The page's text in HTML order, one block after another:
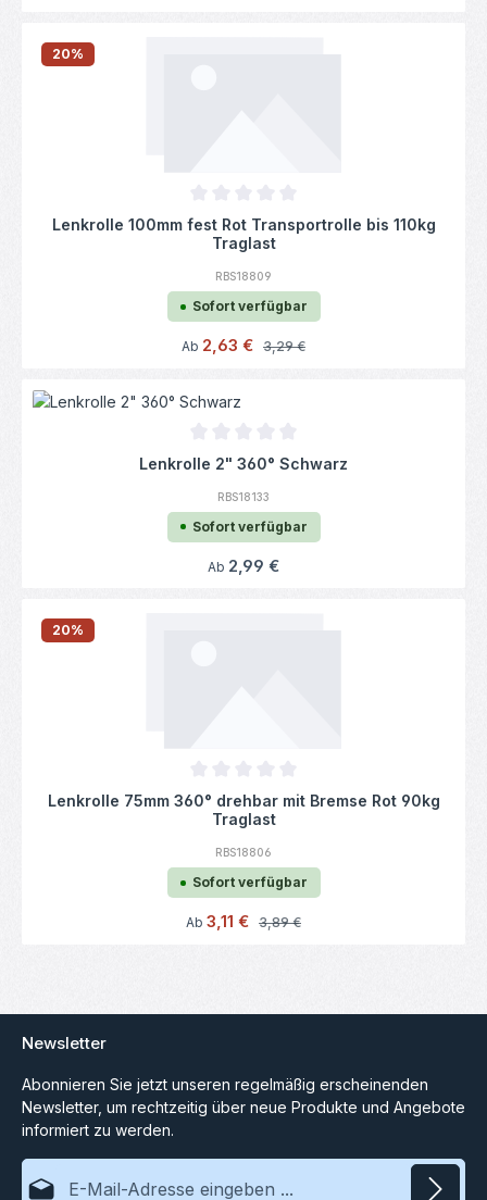
20%
Durchschnittliche Bewertung von 0 von
Lenkrolle 100mm fest Rot Transportrolle bis 110kg
Traglast
RBS18809
Sofort verfügbar
Verkaufspreis:
Ab 2,63 € Regulärer Preis:
3,29 €
Durchschnittliche Bewertung von 0 von
Lenkrolle 2" 360° Schwarz
RBS18133
Sofort verfügbar
Regulärer Preis:
Ab 2,99 €
20%
Durchschnittliche Bewertung von 0 von
Lenkrolle 75mm 360° drehbar mit Bremse Rot 90kg
Traglast
RBS18806
Sofort verfügbar
Verkaufspreis:
Ab 3,11 € Regulärer Preis:
3,89 €
Newsletter
Abonnieren Sie jetzt unseren regelmäßig erscheinenden
Newsletter, um rechtzeitig über neue Produkte und Angebote
informiert zu werden.
E-Mail-Adresse*